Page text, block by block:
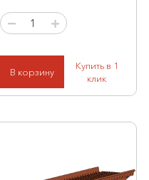
В корзину
Купить в 1
клик